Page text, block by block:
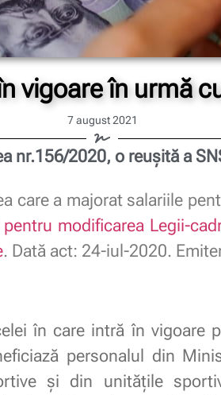
vigoare în urmă
7 august 2021
nr.156/2020, o reușită a
care a majorat salariile
modificarea Legii-
. Dată act: 24-iul-2020.
în care intră în vigoare
personalul din
şi din unităţile